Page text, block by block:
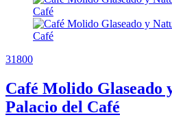
31800
Café Molido Glaseado
Palacio del Café